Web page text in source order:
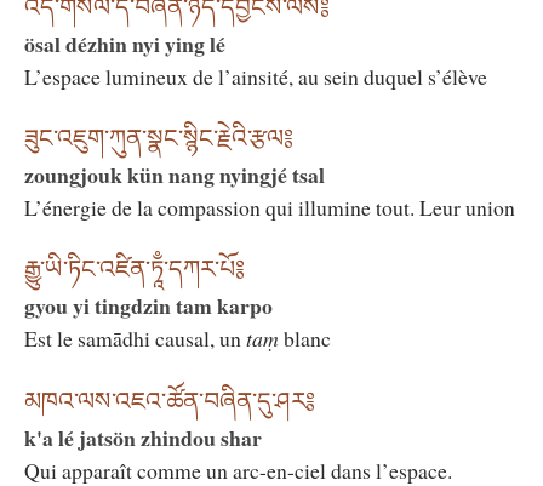
འོད་གསལ་དེ་བཞིན་ཉིད་དབྱིངས་ལས༔
ösal dézhin nyi ying lé
L’espace lumineux de l’ainsité, au sein duquel s’élève
ཟུང་འཇུག་ཀུན་སྣང་སྙིང་རྗེའི་རྩལ༔
zoungjouk kün nang nyingjé tsal
L’énergie de la compassion qui illumine tout. Leur union
རྒྱུ་ཡི་ཏིང་འཛིན་ཏཱྃ་དཀར་པོ༔
gyou yi tingdzin tam karpo
Est le samādhi causal, untaṃ blanc
མཁའ་ལས་འཇའ་ཚོན་བཞིན་དུ་ཤར༔
k'a lé jatsön zhindou shar
Qui apparaît comme un arc-en-ciel dans l’espace.